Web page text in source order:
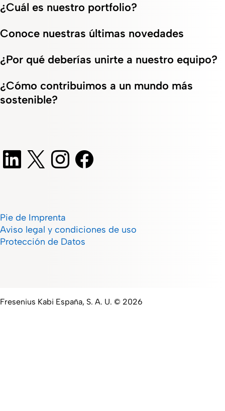
¿Cuál es nuestro portfolio?
Conoce nuestras últimas novedades
¿Por qué deberías unirte a nuestro equipo?
¿Cómo contribuimos a un mundo más
sostenible?
Pie de Imprenta
Aviso legal y condiciones de uso
Protección de Datos
Fresenius Kabi España, S. A. U. © 2026